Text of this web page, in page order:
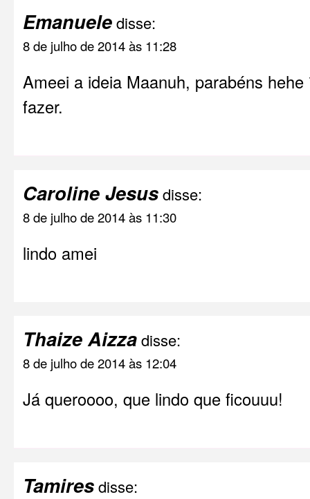
Emanueledisse:
8 de julho de 2014 às 11:28
Ameei a ideia Maanuh, parabéns
fazer.
Caroline Jesusdisse:
8 de julho de 2014 às 11:30
lindo amei
Thaize Aizzadisse:
8 de julho de 2014 às 12:04
Já queroooo, que lindo que ficouuu!
Tamiresdisse: